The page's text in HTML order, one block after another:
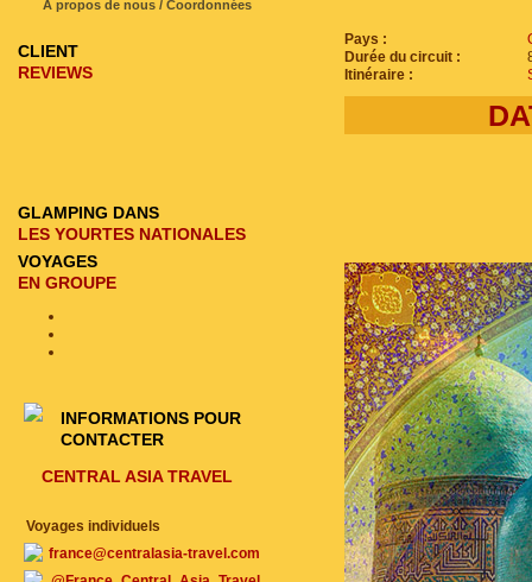
Pays :
Durée du circuit :
Itinéraire :
À propos de nous / Coordonnées
CLIENT
REVIEWS
GLAMPING DANS
LES YOURTES NATIONALES
VOYAGES
EN GROUPE
INFORMATIONS POUR
CONTACTER
CENTRAL ASIA TRAVEL
Voyages individuels
france@centralasia-travel.com